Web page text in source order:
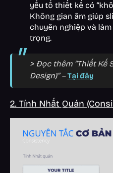
yếu tố thiết kế có
Không gian âm giúp
chuyên nghiệp và
trọng.
> Đọc thêm “Thiết Kế
Design)” –Tại đây
2. Tính Nhất Quán